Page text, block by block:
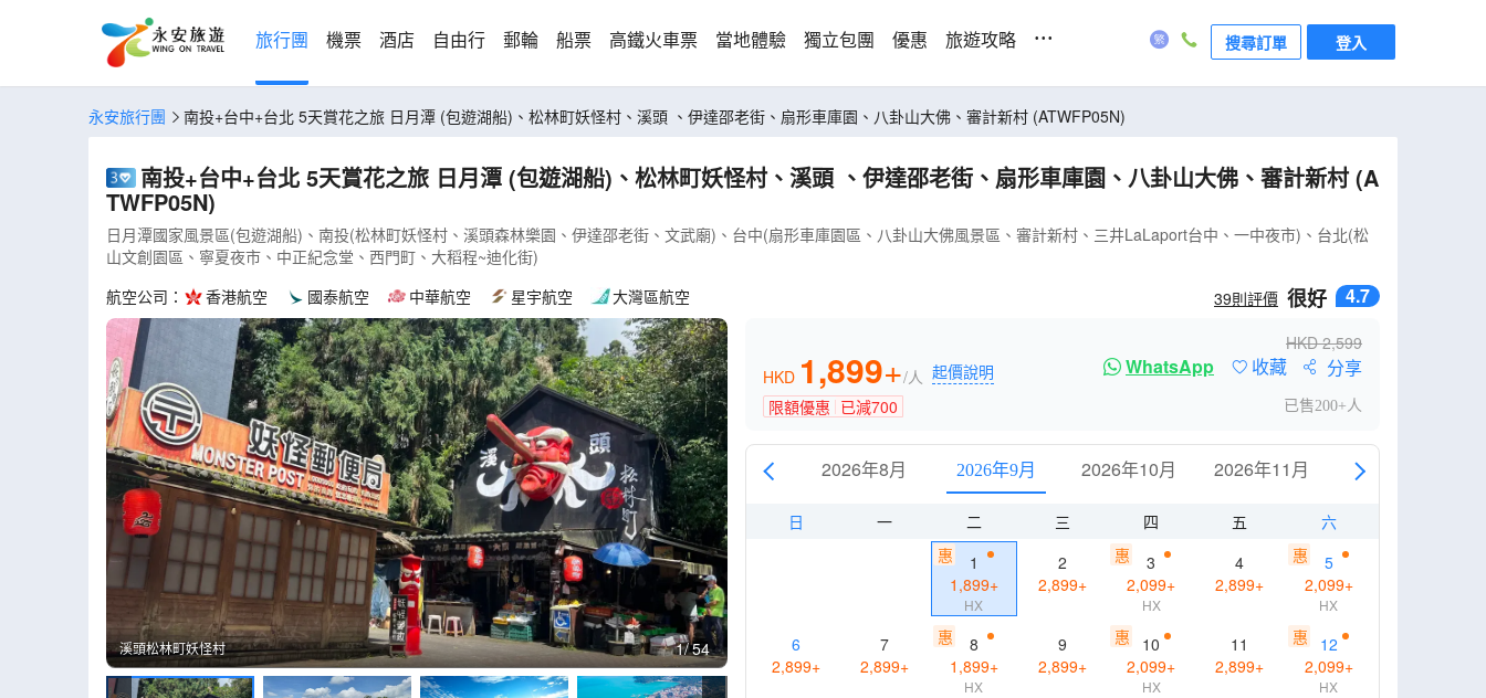
旅行團 機票 酒店 自由行 郵輪 船票 高鐵火車票 當地體驗 獨立包團 優惠 旅遊攻略 ... 搜尋訂單 登入
永安旅行團 南投+台中+台北 5天賞花之旅 日月潭 (包遊湖船)、松林町妖怪村、溪頭 、伊達邵老街、扇形車庫園、八卦山大佛、審計新村 (ATWFP05N)
南投+台中+台北 5天賞花之旅 日月潭 (包遊湖船)、松林町妖怪村、溪頭 、伊達邵老街、扇形車庫園、八卦山大佛、審計新村 (A
TWFP05N)
日月潭國家風景區(包遊湖船)、南投(松林町妖怪村、溪頭森林樂園、伊達邵老街、文武廟)、台中(扇形車庫園區、八卦山大佛風景區、審計新村、三井LaLaport台中、一中夜市)、台北(松
山文創園區、寧夏夜市、中正紀念堂、西門町、大稻程~迪化街)
航空公司：
香港航空 國泰航空 中華航空 星宇航空 大灣區航空 39則評價 很好 4.7
溪頭松林町妖怪村 1 54
HKD2,599
HKD 1,899+/人 起價說明
限額優惠 已減700
WhatsApp 收藏 分享
已售200+人
2026年8月 2026年9月 2026年10月 2026年11月 2026年12月
日 一 二 三 四 五
六
惠
1
1,899+
HX
2
2,899+
惠
3
2,099+
HX
4
2,899+
惠
5
2,099+
HX
6
2,899+
7
2,899+
惠
8
1,899+
HX
9
2,899+
惠
10
2,099+
HX
11
2,899+
惠
12
2,099+
HX